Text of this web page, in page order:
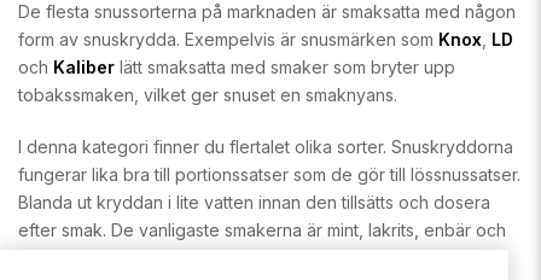
De flesta snussorterna på marknaden är smaksatta med någon
form av snuskrydda. Exempelvis är snusmärken som Knox LD
och Kaliber lätt smaksatta med smaker som bryter upp
tobakssmaken, vilket ger snuset en smaknyans.
I denna kategori finner du flertalet olika sorter. Snuskryddorna
fungerar lika bra till portionssatser som de gör till lössnussatser.
Blanda ut kryddan i lite vatten innan den tillsätts och dosera
efter smak. De vanligaste smakerna är mint, lakrits, enbär och